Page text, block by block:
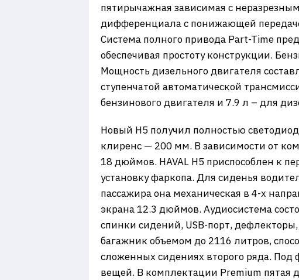
пятирычажная зависимая с
дифференциала с понижающей
Система полного привода Part-Time
обеспечивая простоту конструкции.
Мощность дизельного двигателя
ступенчатой автоматической
бензинового двигателя и 7.9 л – для
Новый Н5 получил полностью
клиренс — 200 мм. В зависимости от
18 дюймов. HAVAL H5 приспособлен к
установку фаркопа. Для сиденья
пассажира она механическая в 4-х
экрана 12.3 дюймов. Аудиосистема
спинки сидений, USB-порт,
багажник объемом до 2116 литров,
сложенных сидениях второго ряда.
вещей. В комплектации Premium пятая